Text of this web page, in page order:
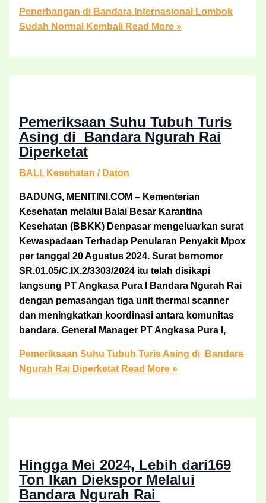
Penerbangan di Bandara Internasional Lombok
Sudah Normal KembaliRead More »
Pemeriksaan Suhu Tubuh Turis
Asing di Bandara Ngurah Rai
Diperketat
BALI , Kesehatan / Daton
BADUNG, MENITINI.COM – Kementerian
Kesehatan melalui Balai Besar Karantina
Kesehatan (BBKK) Denpasar mengeluarkan surat
Kewaspadaan Terhadap Penularan Penyakit Mpox
per tanggal 20 Agustus 2024. Surat bernomor
SR.01.05/C.IX.2/3303/2024 itu telah disikapi
langsung PT Angkasa Pura I Bandara Ngurah Rai
dengan pemasangan tiga unit thermal scanner
dan meningkatkan koordinasi antara komunitas
bandara. General Manager PT Angkasa Pura I,
Pemeriksaan Suhu Tubuh Turis Asing di Bandara
Ngurah Rai DiperketatRead More »
Hingga Mei 2024, Lebih dari169
Ton Ikan Diekspor Melalui
Bandara Ngurah Rai